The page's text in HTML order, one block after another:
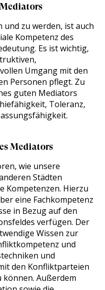
zu werden, ist auch
Kompetenz des
Es ist wichtig,
Umgang mit den
Personen pflegt. Zu
guten Mediators
Toleranz,
Mediators
wie unsere
Städten
Kompetenzen. Hierzu
eine Fachkompetenz
in Bezug auf den
verfügen. Der
Wissen zur
und
und
den Konfliktparteien
Außerdem